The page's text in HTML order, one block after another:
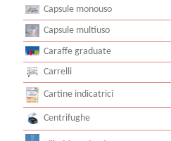
Capsule monouso
Capsule multiuso
Caraffe graduate
Carrelli
Cartine indicatrici
Centrifughe